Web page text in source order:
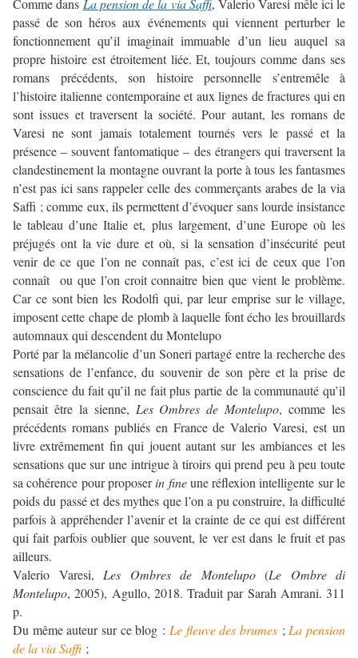
Comme dans La pension de la via Saffi, Valerio Varesi mêle ici le
passé de son héros aux événements qui viennent perturber le
fonctionnement qu’il imaginait immuable d’un lieu auquel sa
propre histoire est étroitement liée. Et, toujours comme dans ses
romans précédents, son histoire personnelle s’entremêle à
l’histoire italienne contemporaine et aux lignes de fractures qui en
sont issues et traversent la société. Pour autant, les romans de
Varesi ne sont jamais totalement tournés vers le passé et la
présence – souvent fantomatique – des étrangers qui traversent la
clandestinement la montagne ouvrant la porte à tous les fantasmes
n’est pas ici sans rappeler celle des commerçants arabes de la via
Saffi ; comme eux, ils permettent d’évoquer sans lourde insistance
le tableau d’une Italie et, plus largement, d’une Europe où les
préjugés ont la vie dure et où, si la sensation d’insécurité peut
venir de ce que l’on ne connaît pas, c’est ici de ceux que l’on
connaît ou que l’on croit connaitre bien que vient le problème.
Car ce sont bien les Rodolfi qui, par leur emprise sur le village,
imposent cette chape de plomb à laquelle font écho les brouillards
automnaux qui descendent du Montelupo
Porté par la mélancolie d’un Soneri partagé entre la recherche des
sensations de l’enfance, du souvenir de son père et la prise de
conscience du fait qu’il ne fait plus partie de la communauté qu’il
pensait être la sienne, Les Ombres de Montelupo, comme les
précédents romans publiés en France de Valerio Varesi, est un
livre extrêmement fin qui jouent autant sur les ambiances et les
sensations que sur une intrigue à tiroirs qui prend peu à peu toute
sa cohérence pour proposerin fineune réflexion intelligente sur le
poids du passé et des mythes que l’on a pu construire, la difficulté
parfois à appréhender l’avenir et la crainte de ce qui est différent
qui fait parfois oublier que souvent, le ver est dans le fruit et pas
ailleurs.
Valerio Varesi, Les Ombres de Montelupo(Le Ombre di
Montelupo, 2005), Agullo, 2018. Traduit par Sarah Amrani. 311
p.
Du même auteur sur ce blog : Le fleuve des brumes; La pension
de la via Saffi ;